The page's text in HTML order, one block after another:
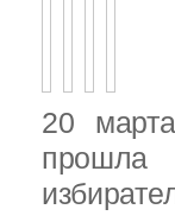
20
прошла